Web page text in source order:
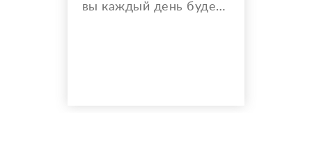
вы каждый день будете